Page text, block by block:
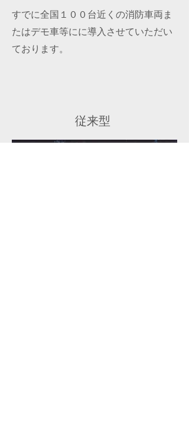
すでに全国１００台近くの消防車両ま
たはデモ車等にに導入させていただい
ております。
従来型